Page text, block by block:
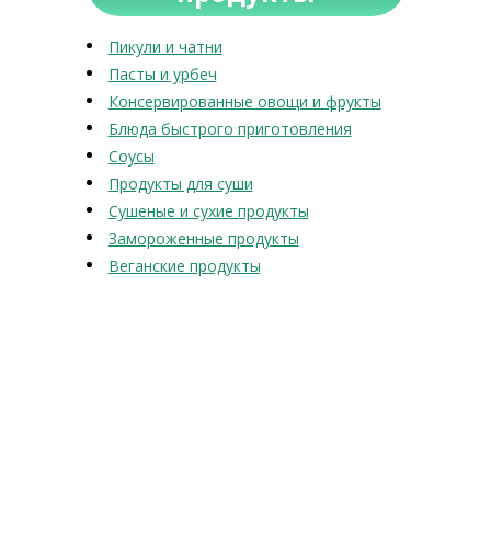
Пикули и чатни
Пасты и урбеч
Консервированные овощи и фрукты
Блюда быстрого приготовления
Соусы
Продукты для суши
Сушеные и сухие продукты
Замороженные продукты
Веганские продукты